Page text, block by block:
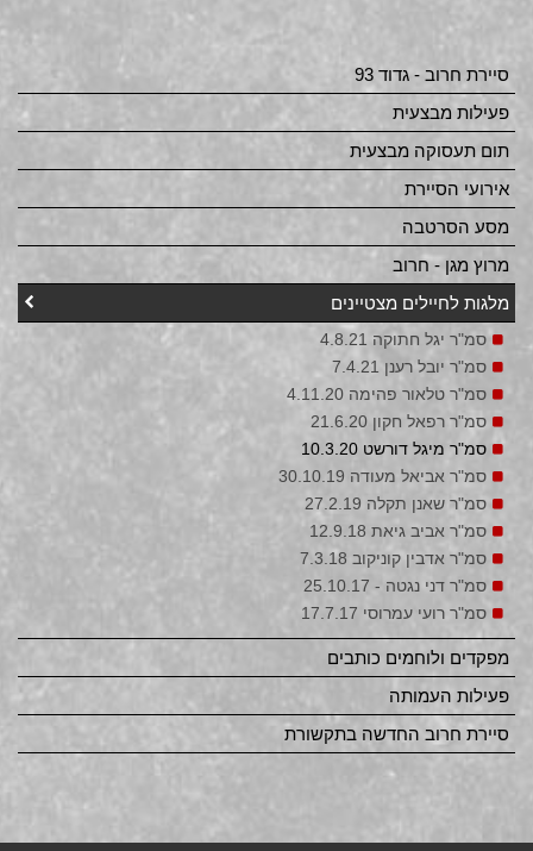
סיירת חרוב - גדוד 93
פעילות מבצעית
תום תעסוקה מבצעית
אירועי הסיירת
מסע הסרטבה
מרוץ מגן - חרוב
מלגות לחיילים מצטיינים
סמ"ר יגל חתוקה 4.8.21
סמ"ר יובל רענן 7.4.21
סמ"ר טלאור פהימה 4.11.20
סמ"ר רפאל חקון 21.6.20
סמ"ר מיגל דורשט 10.3.20
סמ"ר אביאל מעודה 30.10.19
סמ"ר שאנן תקלה 27.2.19
סמ"ר אביב גיאת 12.9.18
סמ"ר אדבין קוניקוב 7.3.18
סמ"ר דני נגטה - 25.10.17
סמ"ר רועי עמרוסי 17.7.17
מפקדים ולוחמים כותבים
פעילות העמותה
סיירת חרוב החדשה בתקשורת